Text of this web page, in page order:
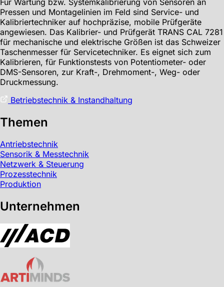
Pressen und Montagelinien im Feld sind Service- und
Kalibriertechniker auf hochpräzise, mobile Prüfgeräte
angewiesen. Das Kalibrier- und Prüfgerät TRANS CAL 7281
für mechanische und elektrische Größen ist das Schweizer
Taschenmesser für Servicetechniker. Es eignet sich zum
Kalibrieren, für Funktionstests von Potentiometer- oder
DMS-Sensoren, zur Kraft-, Drehmoment-, Weg- oder
Druckmessung.
Betriebstechnik & Instandhaltung
Themen
Antriebstechnik
Sensorik & Messtechnik
Netzwerk & Steuerung
Prozesstechnik
Produktion
Unternehmen